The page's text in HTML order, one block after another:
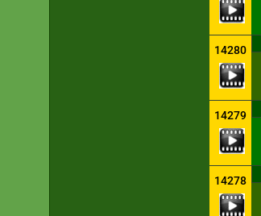
14280
14279
14278